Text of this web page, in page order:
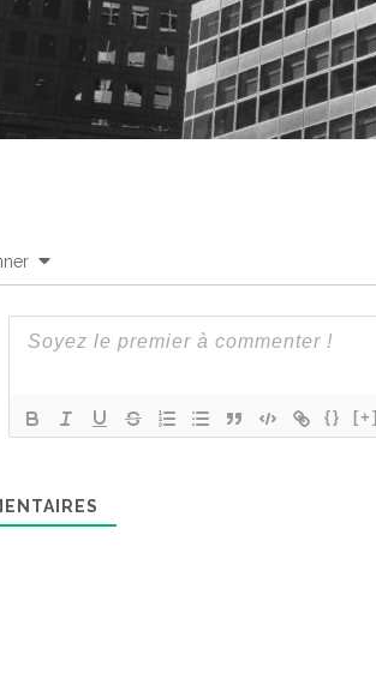
{} [+]